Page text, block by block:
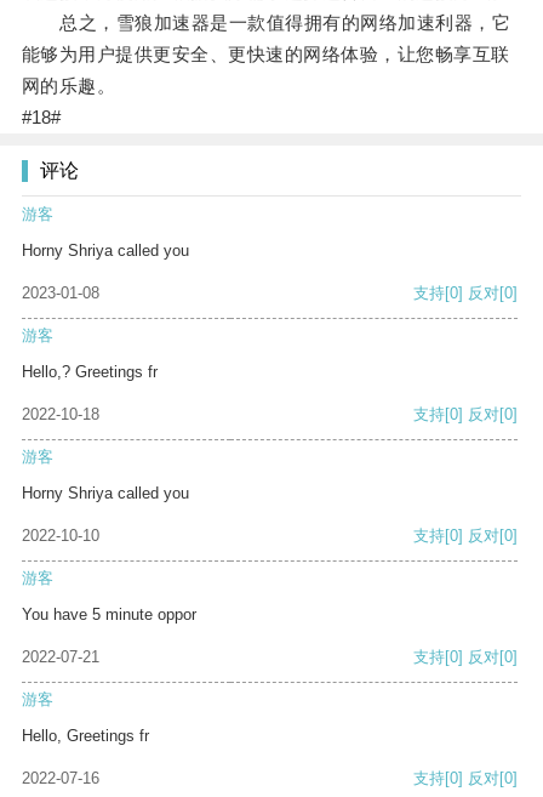
总之，雪狼加速器是一款值得拥有的网络加速利器，它
能够为用户提供更安全、更快速的网络体验，让您畅享互联
网的乐趣。
#18#
评论
游客
Horny Shriya called you
2023-01-08 支持[0] 反对[0]
游客
Hello,? Greetings fr
2022-10-18 支持[0] 反对[0]
游客
Horny Shriya called you
2022-10-10 支持[0] 反对[0]
游客
You have 5 minute oppor
2022-07-21 支持[0] 反对[0]
游客
Hello, Greetings fr
2022-07-16 支持[0] 反对[0]